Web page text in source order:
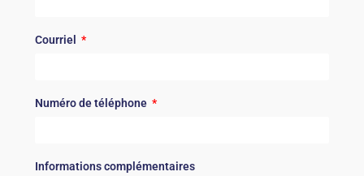
Courriel
Numéro de téléphone
Informations complémentaires